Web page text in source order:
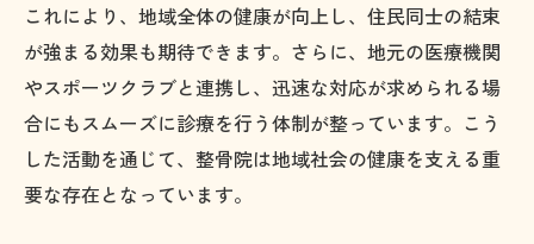
これにより、地域全体の健康が向上し、住民同士の結束
が強まる効果も期待できます。さらに、地元の医療機関
やスポーツクラブと連携し、迅速な対応が求められる場
合にもスムーズに診療を行う体制が整っています。こう
した活動を通じて、整骨院は地域社会の健康を支える重
要な存在となっています。